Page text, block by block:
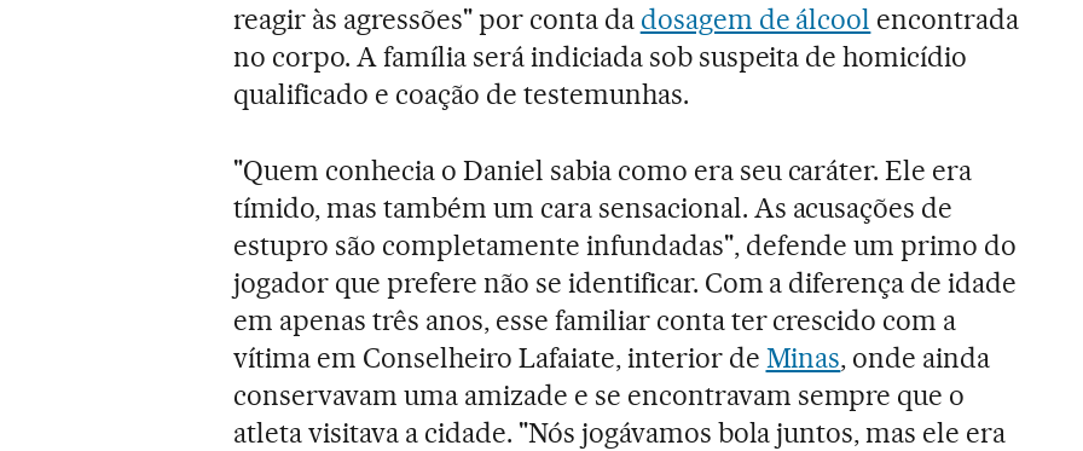
reagir às agressões" por conta da dosagem de álcool encontrada
no corpo. A família será indiciada sob suspeita de homicídio
qualificado e coação de testemunhas.
"Quem conhecia o Daniel sabia como era seu caráter. Ele era
tímido, mas também um cara sensacional. As acusações de
estupro são completamente infundadas", defende um primo do
jogador que prefere não se identificar. Com a diferença de idade
em apenas três anos, esse familiar conta ter crescido com a
vítima em Conselheiro Lafaiate, interior de Minas, onde ainda
conservavam uma amizade e se encontravam sempre que o
atleta visitava a cidade. "Nós jogávamos bola juntos, mas ele era